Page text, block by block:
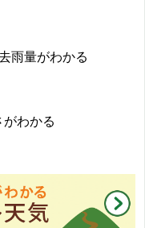
雨量がわかる
わかる